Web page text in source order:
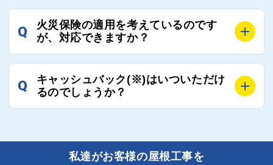
ご連絡いただき、屋根コネクトから直ちに紹介の工事
業者へ状況確認の連絡をし、即時対応するよう指示を
いたしますので、お気軽にお申し付けください。
工事業者の状況や屋根の状態、工事の内容、天候によ
って工事期間は変わりますが、目安としては、おおよ
また、急ぎの場合などは屋根コネクトとしても全面的
にご協力いたしますので、ご相談ください。可能な限
り期間を短縮できる状況の工事業者を選定させていた
だきます。
Q
火災保険の適用を考えているのです
が、対応できますか？
風災補償を適用される場合は、専門家による視察と必
Q
キャッシュバック(※)はいついただけ
るのでしょうか？
了しましたら、キャッシュバック(※)申込みフォーム
に各項目を入力いただいた上で送信してください。
私達がお客様の屋根工事を